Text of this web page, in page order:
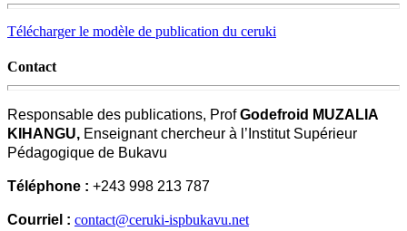
Télécharger le modèle de publication du ceruki
Contact
Responsable des publications, ProfGodefroid MUZALIA
KIHANGU, Enseignant chercheur à l’Institut Supérieur
Pédagogique de Bukavu
Téléphone : +243 998 213 787
Courriel : contact@ceruki-ispbukavu.net